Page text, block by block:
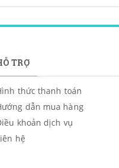
TRỢ
thức thanh toán
dẫn mua hàng
khoản dịch vụ
hệ